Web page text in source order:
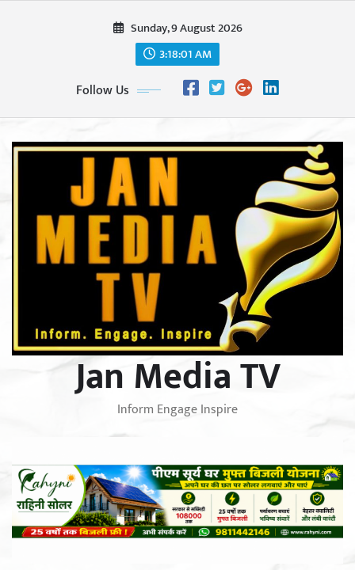
Sunday, 9 August 2026
3:18:02 AM
Follow Us
Jan Media TV
Inform Engage Inspire